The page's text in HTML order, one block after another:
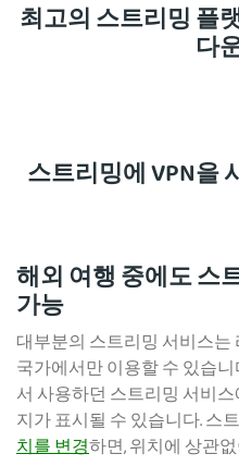
최고의 스트리밍 플
다
스트리밍에 VPN을
해외 여행 중에도 스
가능
대부분의 스트리밍 서비스
국가에서만 이용할 수 있습
서 사용하던 스트리밍 서비
지가 표시될 수 있습니다. 스
치를 변경하면, 위치에 상관